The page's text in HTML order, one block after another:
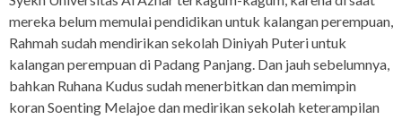
mereka belum memulai pendidikan untuk kalangan perempuan,
Rahmah sudah mendirikan sekolah Diniyah Puteri untuk
kalangan perempuan di Padang Panjang. Dan jauh sebelumnya,
bahkan Ruhana Kudus sudah menerbitkan dan memimpin
koran Soenting Melajoe dan medirikan sekolah keterampilan